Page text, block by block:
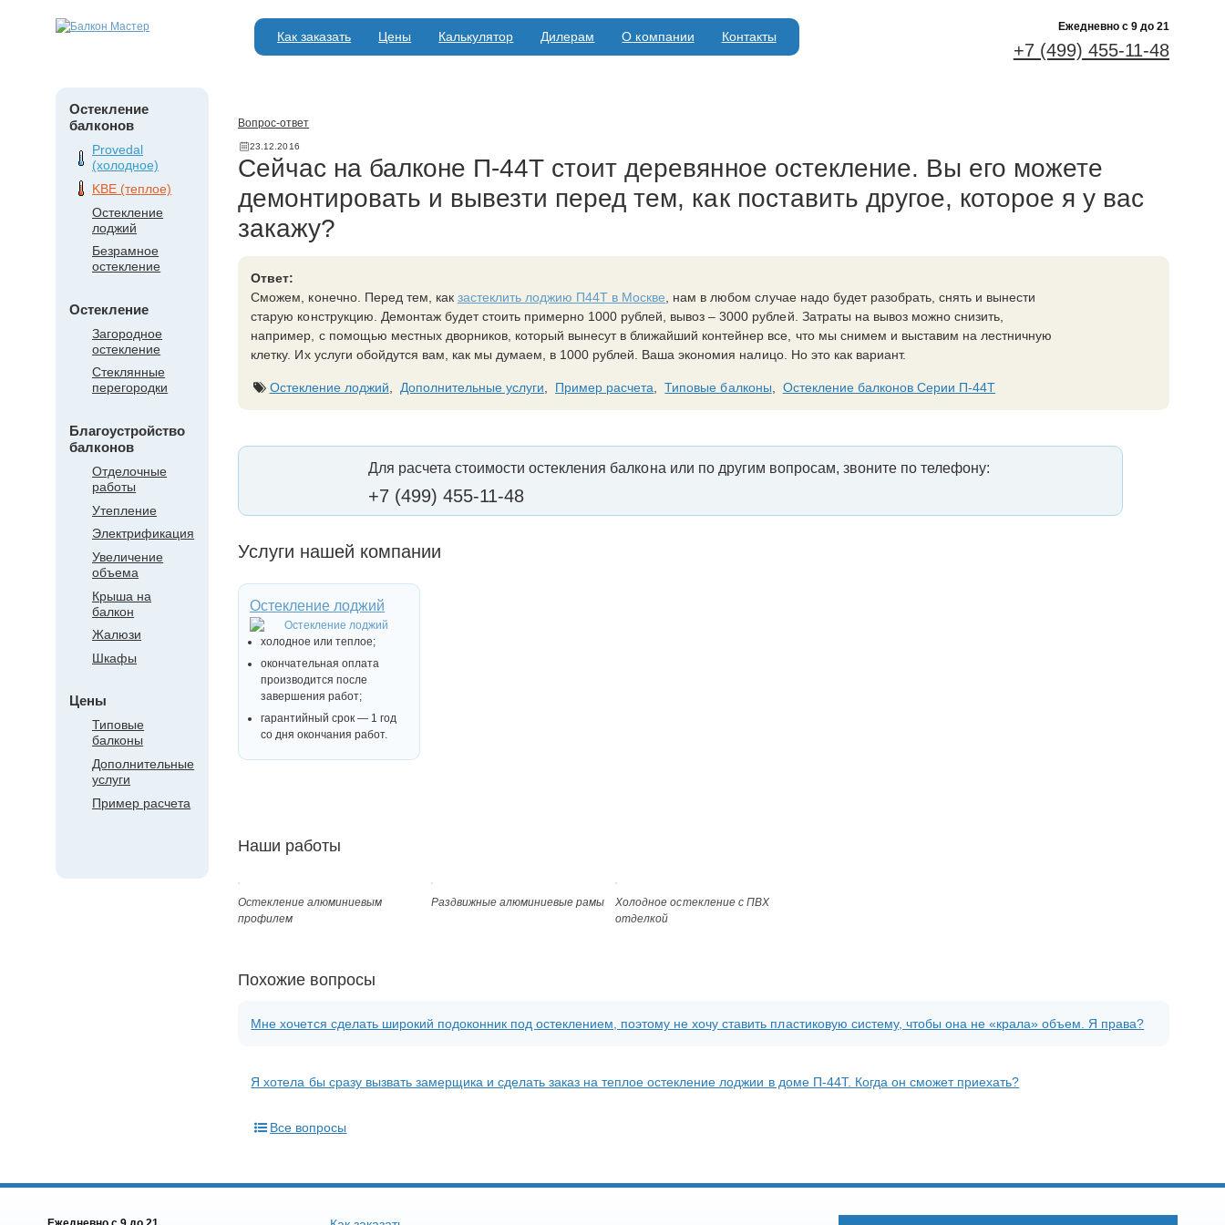
Как заказать Цены Калькулятор Дилерам О компании Контакты
Ежедневно c 9 до 21
+7 (499) 455-11-48
Остекление
балконов
Provedal
(холодное)
KBE (теплое)
Остекление
лоджий
Безрамное
остекление
Остекление
Загородное
остекление
Стеклянные
перегородки
Благоустройство
балконов
Отделочные
работы
Утепление
Электрификация
Увеличение
объема
Крыша на
балкон
Жалюзи
Шкафы
Цены
Типовые
балконы
Дополнительные
услуги
Пример расчета
Вопрос-ответ
23.12.2016
Сейчас на балконе П-44Т стоит деревянное остекление. Вы его можете
демонтировать и вывезти перед тем, как поставить другое, которое я у вас
закажу?
Ответ:
Сможем, конечно. Перед тем, как застеклить лоджию П44Т в Москве, нам в любом случае надо будет разобрать, снять и вынести
старую конструкцию. Демонтаж будет стоить примерно 1000 рублей, вывоз – 3000 рублей. Затраты на вывоз можно снизить,
например, с помощью местных дворников, который вынесут в ближайший контейнер все, что мы снимем и выставим на лестничную
клетку. Их услуги обойдутся вам, как мы думаем, в 1000 рублей. Ваша экономия налицо. Но это как вариант.
Остекление лоджий Дополнительные услуги Пример расчета ,Типовые балконы Остекление балконов Серии П-44Т
Для расчета стоимости остекления балкона или по другим вопросам, звоните по телефону:
+7 (499) 455-11-48
Услуги нашей компании
Остекление лоджий
холодное или теплое;
окончательная оплата
производится после
завершения работ;
гарантийный срок — 1 год
со дня окончания работ.
Наши работы
Остекление алюминиевым
профилем
Раздвижные алюминиевые рамы
Холодное остекление с ПВХ
отделкой
Похожие вопросы
Мне хочется сделать широкий подоконник под остеклением, поэтому не хочу ставить пластиковую систему, чтобы она не «крала» объем. Я права?
Я хотела бы сразу вызвать замерщика и сделать заказ на теплое остекление лоджии в доме П-44Т. Когда он сможет приехать?
Все вопросы